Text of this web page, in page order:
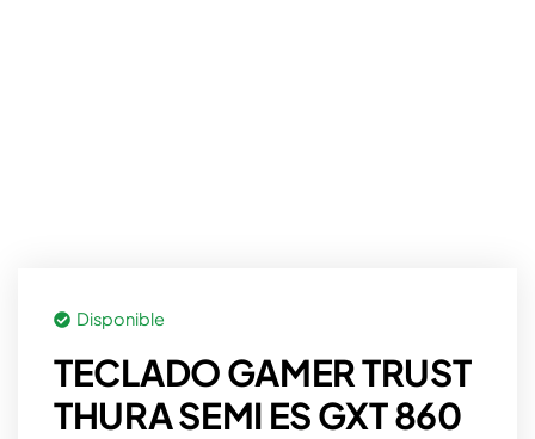
Disponible
TECLADO GAMER TRUST
THURA SEMI ES GXT 860